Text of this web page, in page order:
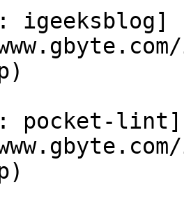
igeeksblog]
pocket-lint]